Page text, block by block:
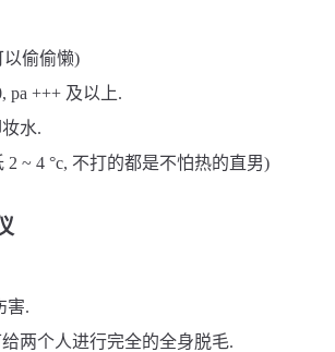
偷偷懒)
pa +++ 及以上.
水.
~ 4 °c, 不打的都是不怕热的直男)
害.
两个人进行完全的全身脱毛.